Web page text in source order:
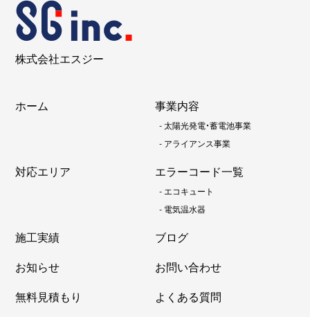
株式会社エスジー
ホーム 事業内容
-太陽光発電・蓄電池事業
- アライアンス事業
対応エリア エラーコード一覧
-エコキュート
- 電気温水器
施工実績
ブログ
お知らせ
お問い合わせ
無料見積もり
よくある質問